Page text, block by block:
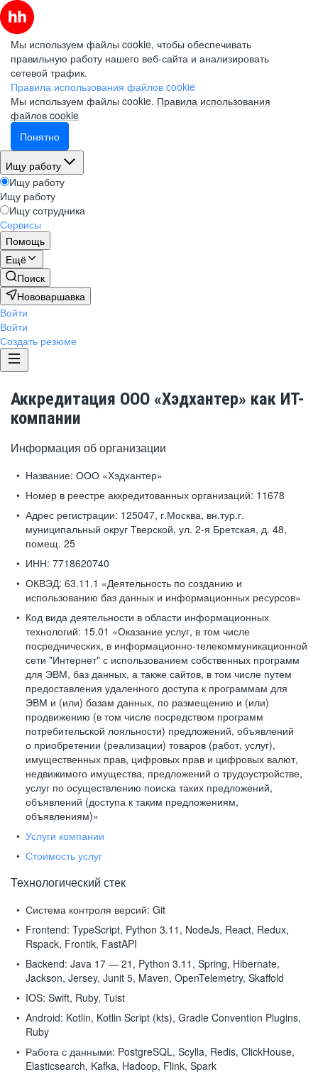
Мы используем файлы cookie, чтобы обеспечивать
правильную работу нашего веб-сайта и анализировать
сетевой трафик.
Правила использования файлов cookie
Мы используем файлы cookie. Правила использования
файлов cookie
Понятно
Ищу работу
Ищу работу
Ищу работу
Ищу сотрудника
Сервисы
Помощь
Ещё
Поиск
Нововаршавка
Войти
Войти
Создать резюме
Аккредитация ООО «Хэдхантер» как ИТ-
компании
Информация об организации
Название: ООО «Хэдхантер»
Номер в реестре аккредитованных организаций: 11678
Адрес регистрации: 125047, г.Москва, вн.тур.г.
муниципальный округ Тверской, ул. 2-я Бретская, д. 48,
помещ. 25
ИНН: 7718620740
ОКВЭД: 63.11.1 «Деятельность по созданию и
использованию баз данных и информационных ресурсов»
Код вида деятельности в области информационных
технологий: 15.01 «Оказание услуг, в том числе
посреднических, в информационно-телекоммуникационной
сети "Интернет" с использованием собственных программ
для ЭВМ, баз данных, а также сайтов, в том числе путем
предоставления удаленного доступа к программам для
ЭВМ и (или) базам данных, по размещению и (или)
продвижению (в том числе посредством программ
потребительской лояльности) предложений, объявлений
о приобретении (реализации) товаров (работ, услуг),
имущественных прав, цифровых прав и цифровых валют,
недвижимого имущества, предложений о трудоустройстве,
услуг по осуществлению поиска таких предложений,
объявлений (доступа к таким предложениям,
объявлениям)»
Услуги компании
Стоимость услуг
Технологический стек
Система контроля версий: Git
Frontend: TypeScript, Python 3.11, NodeJs, React, Redux,
Rspack, Frontik, FastAPI
Backend: Java 17 — 21, Python 3.11, Spring, Hibernate,
Jackson, Jersey, Junit 5, Maven, OpenTelemetry, Skaffold
IOS: Swift, Ruby, Tuist
Android: Kotlin, Kotlin Script (kts), Gradle Convention Plugins,
Ruby
Работа с данными: PostgreSQL, Scylla, Redis, ClickHouse,
Elasticsearch, Kafka, Hadoop, Flink, Spark